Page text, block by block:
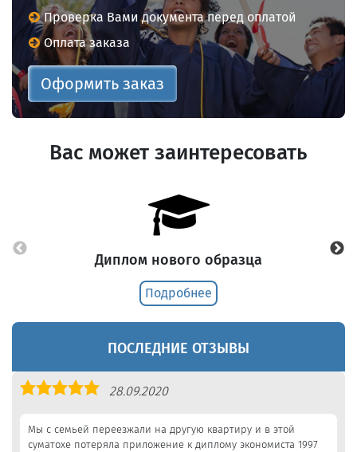
Проверка Вами документа перед оплатой
Оплата заказа
Оформить заказ
Вас может заинтересовать
Диплом нового образца
Подробнее
ПОСЛЕДНИЕ ОТЗЫВЫ
Оценка
28.09.2020
Мы с семьей переезжали на другую квартиру и в этой
суматохе потеряла приложение к диплому экономиста 1997